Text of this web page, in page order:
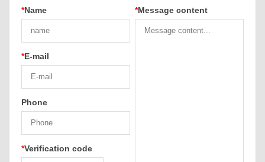
*Name
*E-mail
Phone
*Verification code
*Message content